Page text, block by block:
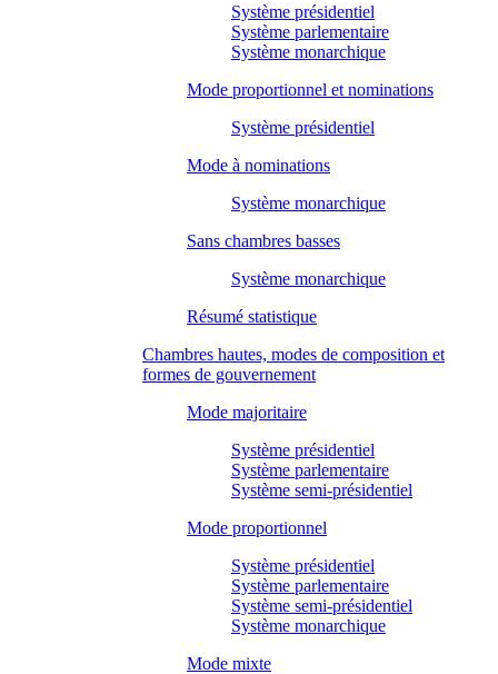
Système présidentiel
Système parlementaire
Système monarchique
Mode proportionnel et nominations
Système présidentiel
Mode à nominations
Système monarchique
Sans chambres basses
Système monarchique
Résumé statistique
Chambres hautes, modes de composition et
formes de gouvernement
Mode majoritaire
Système présidentiel
Système parlementaire
Système semi-présidentiel
Mode proportionnel
Système présidentiel
Système parlementaire
Système semi-présidentiel
Système monarchique
Mode mixte